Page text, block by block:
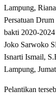
Lampung,
Persatuan
bakti 2020-
Joko Sarwoko
Isnarti Ismail,
Lampung,
Pelantikan